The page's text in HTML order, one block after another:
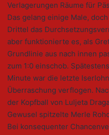
Verlagerungen Räume für
Das gelang einige Male,
Drittel das
aber funktionierte es, als
Grundlinie aus nach innen
zum 1:0 einschob.
Minute war die letzte
Überraschung verflogen.
der Kopfball von Luljeta
Gewusel spitzelte Merle
Bei konsequenter